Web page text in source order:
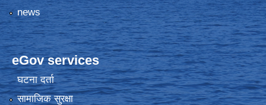
news
eGov services
घटना दर्ता
सामाजिक सुरक्षा